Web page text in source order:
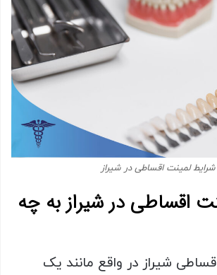
شرایط لمینت اقساطی در شیراز
اقساطی در شیراز به چه
شیراز در واقع مانند یک